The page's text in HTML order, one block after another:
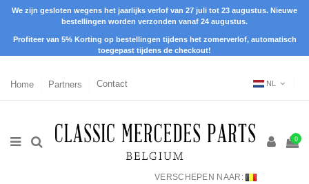
We zijn gesloten wegens het jaarlijks verlof van 27 juli tot 23 augustus. Nieuwe
bestellingen worden verzonden vanaf 24 augustus.
Profiteer van 5% Korting op bestellingen tijdens het zomerverlof, automatisch
toegepast tijdens de checkout!
Home Partners Contact NL
0
VERSCHEPEN NAAR: